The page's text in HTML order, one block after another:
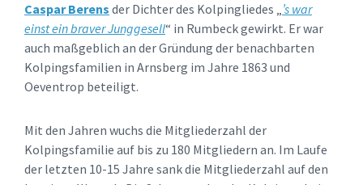
Caspar Berens der Dichter des Kolpingliedes „’s war
einst ein braver Junggesell“ in Rumbeck gewirkt. Er war
auch maßgeblich an der Gründung der benachbarten
Kolpingsfamilien in Arnsberg im Jahre 1863 und
Oeventrop beteiligt.
Mit den Jahren wuchs die Mitgliederzahl der
Kolpingsfamilie auf bis zu 180 Mitgliedern an. Im Laufe
der letzten 10-15 Jahre sank die Mitgliederzahl auf den